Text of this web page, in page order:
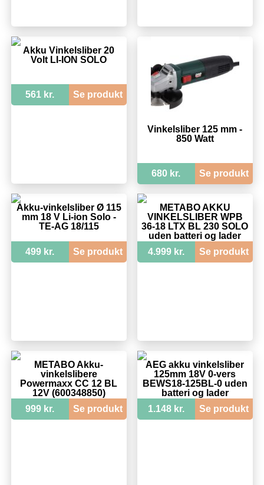
Akku Vinkelsliber 20
Volt LI-ION SOLO
561 kr. Se produkt
Vinkelsliber 125 mm -
850 Watt
680 kr. Se produkt
Akku-vinkelsliber Ø 115
mm 18 V Li-ion Solo -
TE-AG 18/115
499 kr. Se produkt
METABO AKKU
VINKELSLIBER WPB
36-18 LTX BL 230 SOLO
uden batteri og lader
4.999 kr.
Se produkt
METABO Akku-
vinkelslibere
Powermaxx CC 12 BL
12V (600348850)
999 kr.
Se produkt
AEG akku vinkelsliber
125mm 18V 0-vers
BEWS18-125BL-0 uden
batteri og lader
1.148 kr.
Se produkt